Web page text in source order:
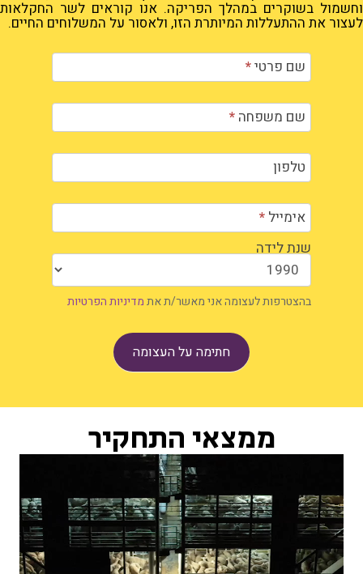
וחשמול בשוקרים במהלך הפריקה. אנו קוראים לשר החקלאות
לעצור את ההתעללות המיותרת הזו, ולאסור על המשלוחים החיים.
חתימה
על
עצומה
שם פרטי*
שם משפחה *
טלפון
אימייל *
שנת לידה
בהצטרפות לעצומה אני מאשר/ת אתמדיניות הפרטיות
חתימה על העצומה
ממצאי התחקיר